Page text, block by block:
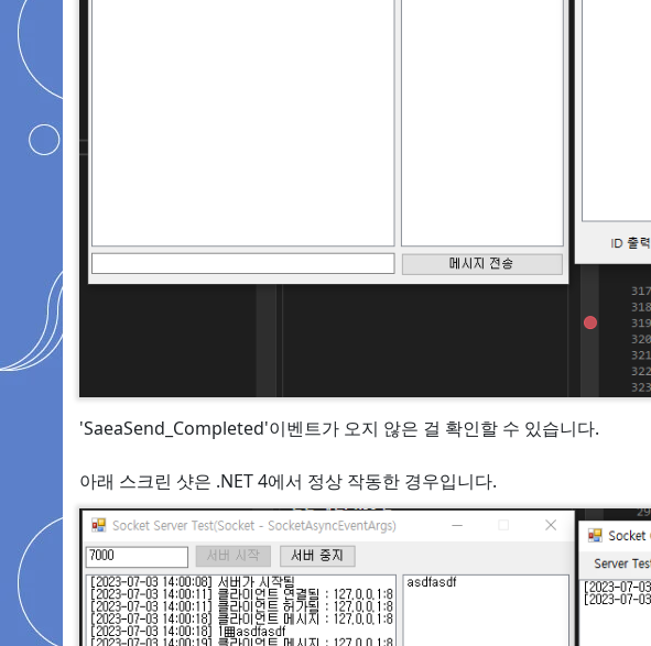
'SaeaSend_Completed'이벤트가 오지 않은 걸 확인할 수 있습니다.
아래 스크린 샷은 .NET 4에서 정상 작동한 경우입니다.